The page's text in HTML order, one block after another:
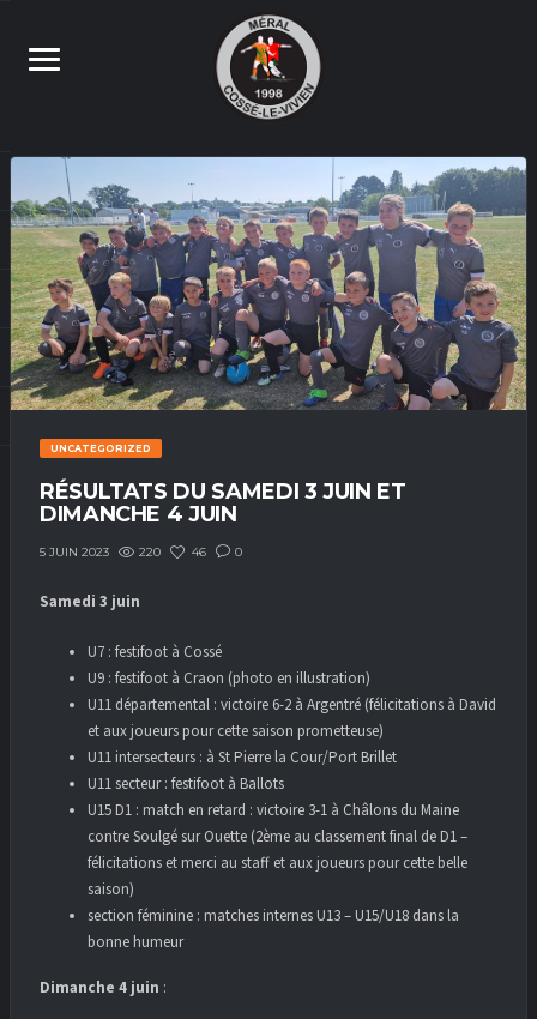
UNCATEGORIZED
RÉSULTATS DU SAMEDI 3 JUIN ET
DIMANCHE 4 JUIN
5 JUIN 2023 220 46 0
Samedi 3 juin
U7 : festifoot à Cossé
U9 : festifoot à Craon (photo en illustration)
U11 départemental : victoire 6-2 à Argentré (félicitations à David
et aux joueurs pour cette saison prometteuse)
U11 intersecteurs : à St Pierre la Cour/Port Brillet
U11 secteur : festifoot à Ballots
U15 D1 : match en retard : victoire 3-1 à Châlons du Maine
contre Soulgé sur Ouette (2ème au classement final de D1 –
félicitations et merci au staff et aux joueurs pour cette belle
saison)
section féminine : matches internes U13 – U15/U18 dans la
bonne humeur
Dimanche 4 juin :